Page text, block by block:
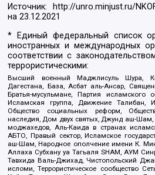
Источник: http://unro.minjust.ru/
на23.12.2021
* Единый федеральный список
иностранных и международных
соответствии с
террористическими:
Высший военный Маджлисуль Шура,
Дагестана, База, Асбат аль-Ансар,
Братья-мусульмане, Партия исламского
Исламская группа, Движение Талибан,
Общество социальных реформ,
наследия, Дом двух святых, Джунд аш-
моджахедов, Аль-Каида в странах
АБТО, Правый сектор, Исламское
аш-Шам, Народное ополчение имени К.
Аллаха Субхану уа Тагьаля SHAM, АУМ
Тавхида Валь-Джихад, Чистопольский
исломи, Террористическое сообщество